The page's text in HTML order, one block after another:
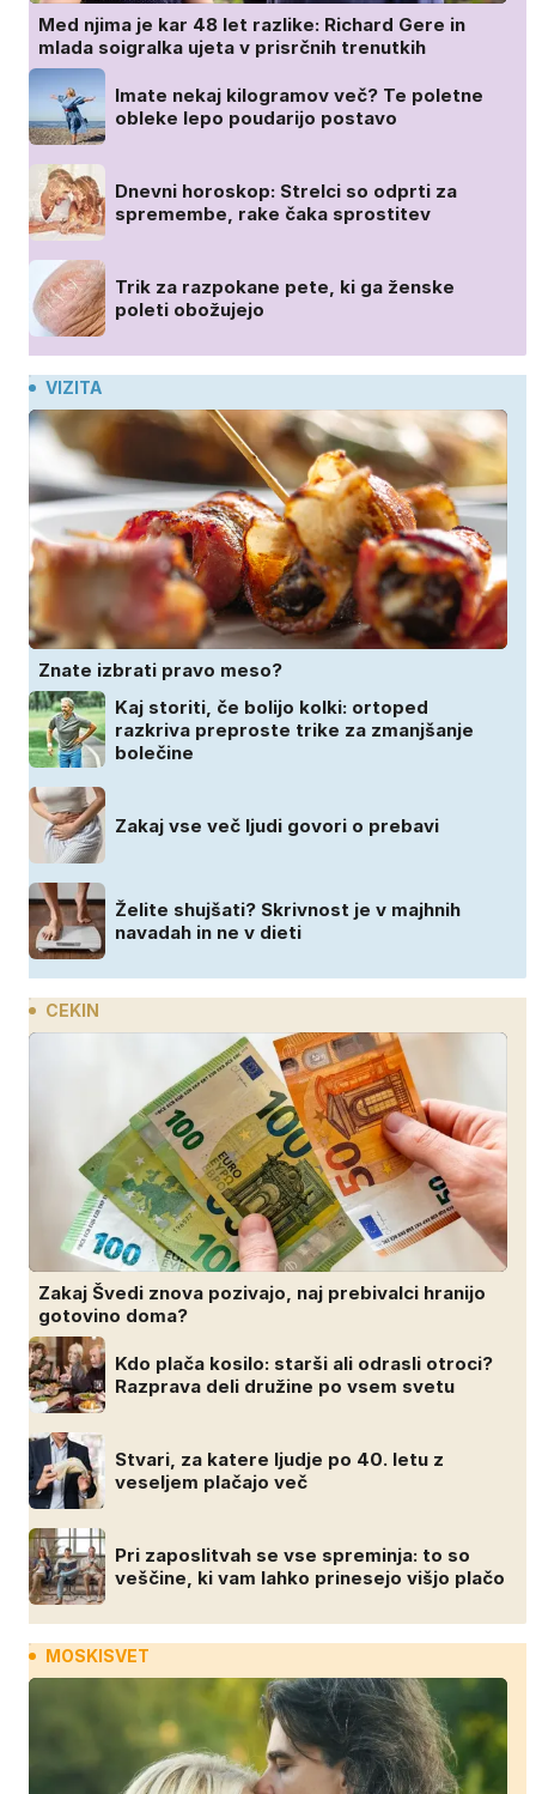
Med njima je kar 48 let razlike: Richard Gere in
mlada soigralka ujeta v prisrčnih trenutkih
Imate nekaj kilogramov več? Te poletne
obleke lepo poudarijo postavo
Dnevni horoskop: Strelci so odprti za
spremembe, rake čaka sprostitev
Trik za razpokane pete, ki ga ženske
poleti obožujejo
VIZITA
Znate izbrati pravo meso?
Kaj storiti, če bolijo kolki: ortoped
razkriva preproste trike za zmanjšanje
bolečine
Zakaj vse več ljudi govori o prebavi
Želite shujšati? Skrivnost je v majhnih
navadah in ne v dieti
CEKIN
Zakaj Švedi znova pozivajo, naj prebivalci hranijo
gotovino doma?
Kdo plača kosilo: starši ali odrasli otroci?
Razprava deli družine po vsem svetu
Stvari, za katere ljudje po 40. letu z
veseljem plačajo več
Pri zaposlitvah se vse spreminja: to so
veščine, ki vam lahko prinesejo višjo plačo
MOSKISVET